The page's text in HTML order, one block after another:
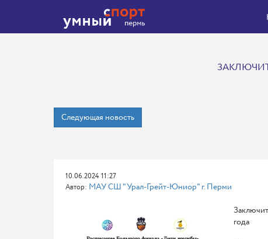
Следующая новость
10.06.2024 11:27
Автор: МАУ СШ "Урал-Грейт-Юниор" г. Перми
года